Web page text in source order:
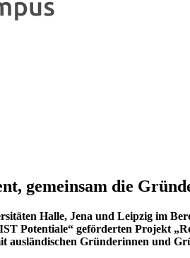
gemeinsam die
Halle, Jena und Leipzig im
Potentiale“ geförderten Projekt
ausländischen Gründerinnen und